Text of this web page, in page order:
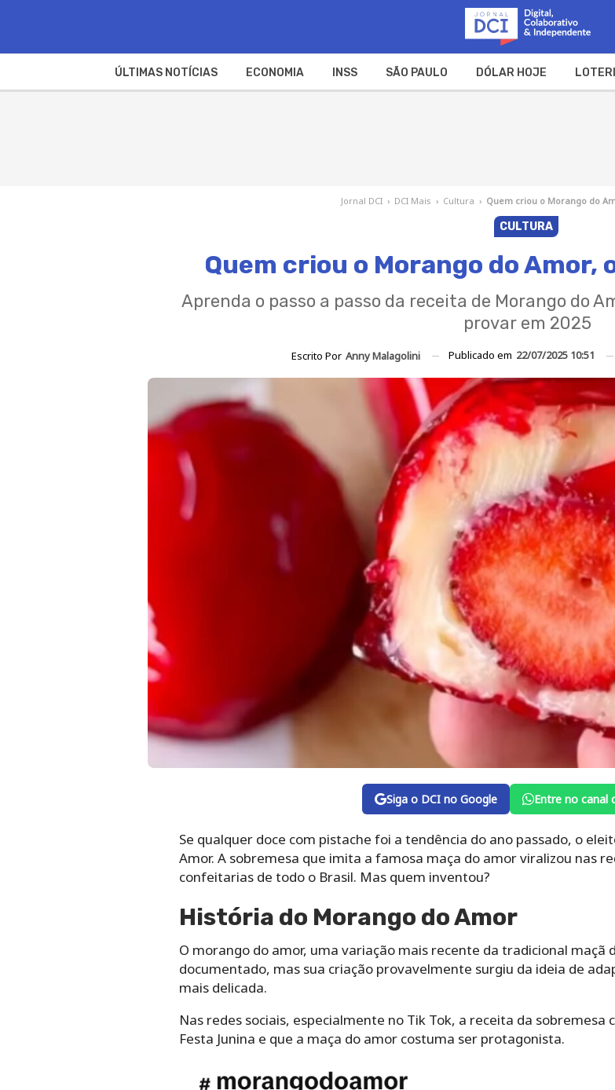
ÚLTIMAS NOTÍCIAS ECONOMIA INSS SÃO PAULO DÓLAR HOJE
Jornal DCI › DCI Mais › Cultura › Quem criou o Morango do
CULTURA
Quem criou o Morango do Amor,
Aprenda o passo a passo da receita de Morango do
provar em 2025
Escrito Por Anny Malagolini Publicado em 22/07/2025 10:51
Siga o DCI no Google Entre no canal
Se qualquer doce com pistache foi a tendência do ano passado, o
Amor. A sobremesa que imita a famosa maça do amor viralizou nas
confeitarias de todo o Brasil. Mas quem inventou?
História do Morango do Amor
O morango do amor, uma variação mais recente da tradicional maçã
documentado, mas sua criação provavelmente surgiu da ideia de
mais delicada.
Nas redes sociais, especialmente no Tik Tok, a receita da
Festa Junina e que a maça do amor costuma ser protagonista.